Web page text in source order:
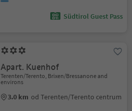
Südtirol Guest Pass
Apart. Kuenhof
Terenten/Terento, Brixen/Bressanone and
environs
3.0 km od Terenten/Terento centrum